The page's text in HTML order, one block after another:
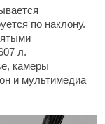
по наклону.
л.
камеры
и мультимедиа